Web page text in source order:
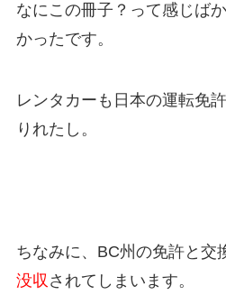
なにこの冊子？って感じば
かったです。
レンタカーも日本の運転免
りれたし。
ちなみに、BC州の免許と交
没収 されてしまいます。